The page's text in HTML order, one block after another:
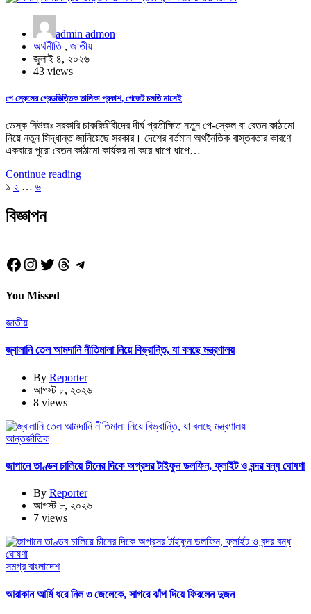
admin admon
অর্থনীতি, জাতীয়
জুলাই ৪, ২০২৬
43 views
পে-স্কেলের গ্রেডভিত্তিক তালিকা প্রকাশ, গেজেট চলতি মাসেই
ডেস্ক নিউজঃ সরকারি চাকরিজীবীদের দীর্ঘ প্রতীক্ষিত নতুন পে-স্কেল বা বেতন কাঠামো
নিয়ে নতুন সিদ্ধান্ত জানিয়েছে সরকার। দেশের বর্তমান অর্থনৈতিক বাস্তবতার কারণে
একবারে পুরো বেতন কাঠামো কার্যকর না করে ধাপে ধাপে…
Continue reading
Posts
pagination
১ ২ … ৬
বিজ্ঞাপন
Facebook
Instagram
Twitter
Threads
Telegram
You Missed
জাতীয়
জ্বালানি তেল আমদানি নীতিমালা নিয়ে বিভ্রান্তি, যা বলছে মন্ত্রণালয়
By Reporter
আগস্ট ৮, ২০২৬
8 views
আন্তর্জাতিক
জাপানে তাণ্ডব চালিয়ে চীনের দিকে অগ্রসর টাইফুন ডলফিন, ফ্লাইট ও বন্দর বন্ধ ঘোষণা
By Reporter
আগস্ট ৮, ২০২৬
7 views
সমগ্র বাংলাদেশ
আরাকান আর্মি ধরে নিল ৩ জেলেকে, সাগরে ঝাঁপ দিয়ে ফিরলেন দুজন